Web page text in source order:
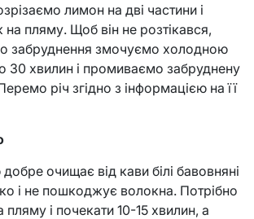
лимон на дві частини і
пляму. Щоб він не розтікався,
забруднення змочуємо холодною
хвилин і промиваємо забруднену
річ згідно з інформацією на її
очищає від кави білі бавовняні
і не пошкоджує волокна. Потрібно
пляму і почекати 10-15 хвилин, а